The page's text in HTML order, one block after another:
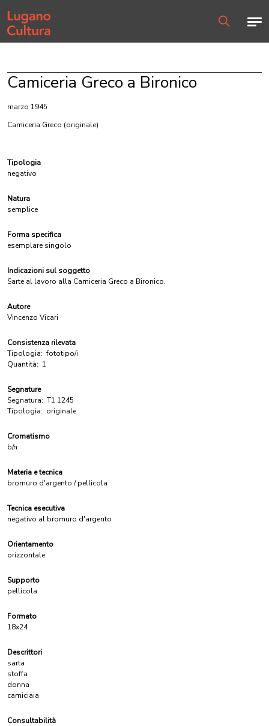
Home page
Camiceria Greco a Bironico
marzo 1945
Camiceria Greco (originale)
Tipologia
negativo
Natura
semplice
Forma specifica
esemplare singolo
Indicazioni sul soggetto
Sarte al lavoro alla Camiceria Greco a Bironico.
Autore
Vincenzo Vicari
Consistenza rilevata
Tipologia: fototipo/i
Quantità: 1
Segnature
Segnatura: T1 1245
Tipologia: originale
Cromatismo
b/n
Materia e tecnica
bromuro d'argento / pellicola
Tecnica esecutiva
negativo al bromuro d'argento
Orientamento
orizzontale
Supporto
pellicola
Formato
18x24
Descrittori
sarta
stoffa
donna
camiciaia
Consultabilità